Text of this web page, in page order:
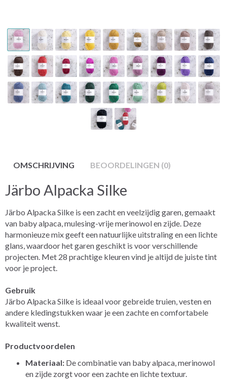
OMSCHRIJVING BEOORDELINGEN (0)
Järbo Alpacka Silke
Järbo Alpacka Silke is een zacht en veelzijdig garen, gemaakt
van baby alpaca, mulesing-vrije merinowol en zijde. Deze
harmonieuze mix geeft een natuurlijke uitstraling en een lichte
glans, waardoor het garen geschikt is voor verschillende
projecten. Met 28 prachtige kleuren vind je altijd de juiste tint
voor je project.
Gebruik
Järbo Alpacka Silke is ideaal voor gebreide truien, vesten en
andere kledingstukken waar je een zachte en comfortabele
kwaliteit wenst.
Productvoordelen
Materiaal: De combinatie van baby alpaca, merinowol
en zijde zorgt voor een zachte en lichte textuur.